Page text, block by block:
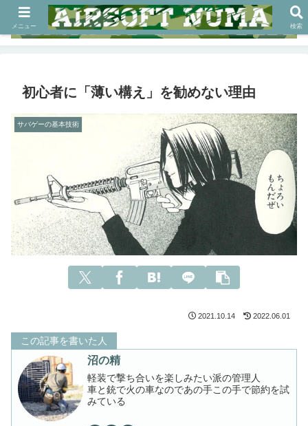
初心者に「薄い構え」を勧めない理由
サバゲーの基本技術
2021.10.14 2022.06.01
この記事を書いた人
沼の精
軽装で撃ち合いを楽しみたい派の管理人
車と銃で火の車なのであの手この手で節約を試
みている
メニュー 検索